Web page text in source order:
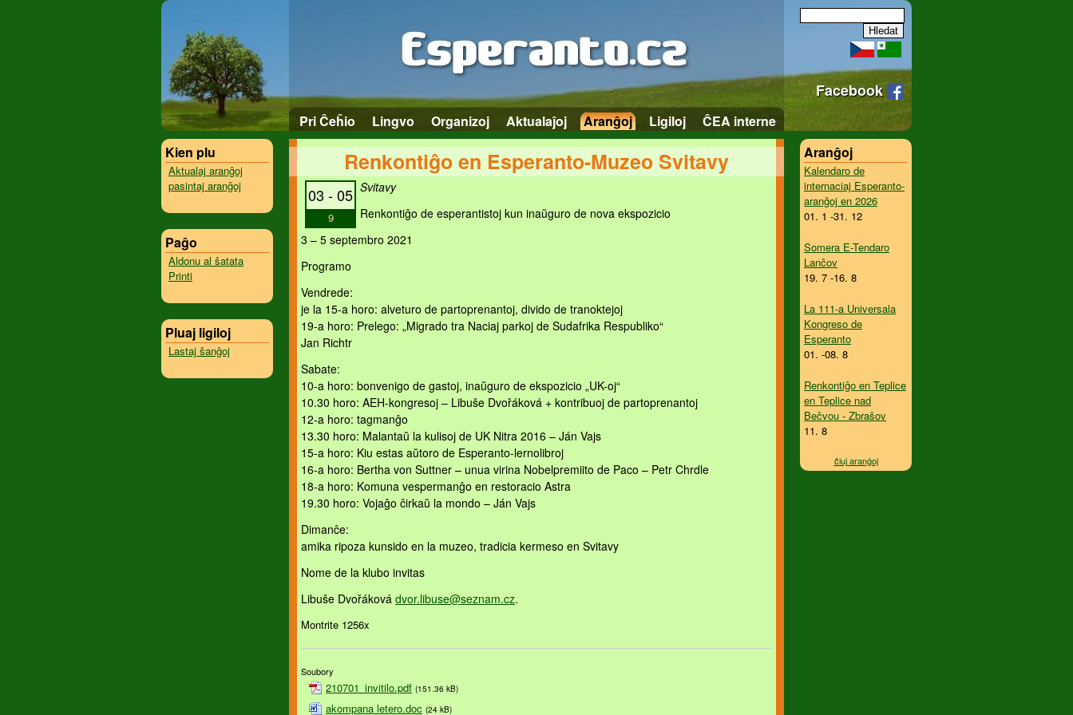
Facebook
Pri Ĉeĥio Lingvo Organizoj Aktualaĵoj Aranĝoj Ligiloj
ĈEA interne
Kien plu
Aktualaj aranĝoj
pasintaj aranĝoj
Paĝo
Aldonu al ŝatata
Printi
Pluaj ligiloj
Lastaj ŝanĝoj
Renkontiĝo en Esperanto-Muzeo Svitavy
03 - 05
9
Svitavy
Renkontiĝo de esperantistoj kun inaŭguro de nova ekspozicio
3 – 5 septembro 2021
Programo
Vendrede:
je la 15-a horo: alveturo de partoprenantoj, divido de tranoktejoj
19-a horo: Prelego: „Migrado tra Naciaj parkoj de Sudafrika Respubliko“
Jan Richtr
Sabate:
10-a horo: bonvenigo de gastoj, inaŭguro de ekspozicio „UK-oj“
10.30 horo: AEH-kongresoj – Libuše Dvořáková + kontribuoj de partoprenantoj
12-a horo: tagmanĝo
13.30 horo: Malantaŭ la kulisoj de UK Nitra 2016 – Ján Vajs
15-a horo: Kiu estas aŭtoro de Esperanto-lernolibroj
16-a horo: Bertha von Suttner – unua virina Nobelpremiito de Paco – Petr Chrdle
18-a horo: Komuna vespermanĝo en restoracio Astra
19.30 horo: Vojaĝo ĉirkaŭ la mondo – Ján Vajs
Dimanĉe:
amika ripoza kunsido en la muzeo, tradicia kermeso en Svitavy
Nome de la klubo invitas
Libuše Dvořáková dvor.libuse@seznam.cz.
Montrite 1256x
Soubory
210701_invitilo.pdf (151.36 kB)
akompana letero.doc (24 kB)
Aranĝoj
Kalendaro de
internaciaj Esperanto-
aranĝoj en 2026
01. 1 -31. 12
Somera E-Tendaro
Lanĉov
19. 7 -16. 8
La 111-a Universala
Kongreso de
Esperanto
01. -08. 8
Renkontiĝo en Teplice
en Teplice nad
Bečvou - Zbrašov
11. 8
ĉiuj aranĝoj